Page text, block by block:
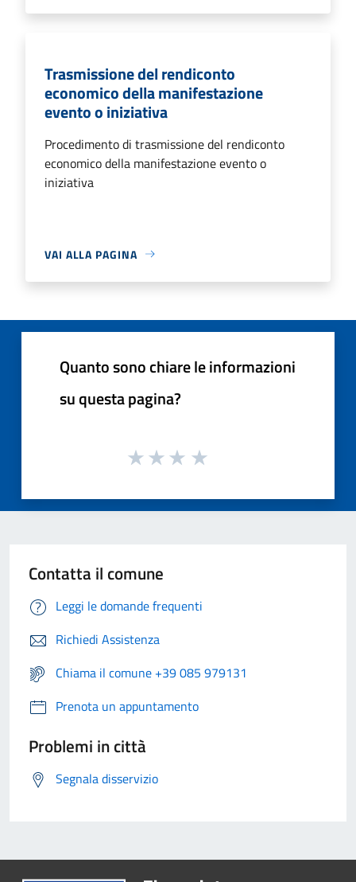
Trasmissione del rendiconto
economico della manifestazione
evento o iniziativa
Procedimento di trasmissione del rendiconto
economico della manifestazione evento o
iniziativa
VAI ALLA PAGINA
Quanto sono chiare le informazioni
su questa pagina?
Contatta il comune
Leggi le domande frequenti
Richiedi Assistenza
Chiama il comune +39 085 979131
Prenota un appuntamento
Problemi in città
Segnala disservizio